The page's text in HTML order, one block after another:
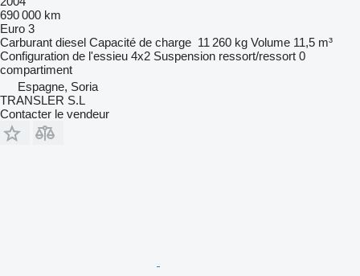
690 000 km
Euro 3
Carburant diesel Capacité de charge 11 260 kg Volume 11,5 m³
Configuration de l'essieu 4x2 Suspension ressort/ressort 0
compartiment
Espagne, Soria
TRANSLER S.L
Contacter le vendeur